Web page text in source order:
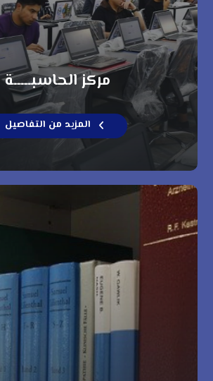
مركز الحاسبـــــة
المزيد من التفاصيل